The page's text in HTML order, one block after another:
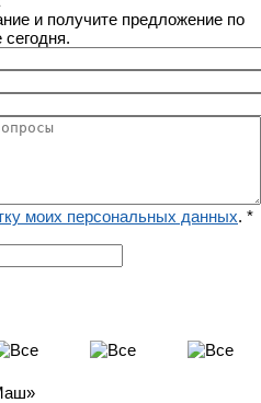
и получите предложение по
моих персональных данных. *